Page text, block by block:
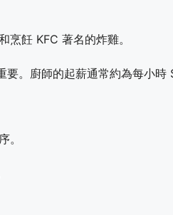
烹飪 KFC 著名的炸雞。
要。廚師的起薪通常約為每小時
。